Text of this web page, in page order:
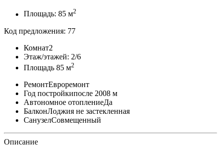
Площадь: 85 м2
Код предложения: 77
Комнат2
Этаж/этажей: 2/6
Площадь 85 м2
РемонтЕвроремонт
Год постройкипосле 2008 м
Автономное отоплениеДа
БалконЛоджия не застекленная
СанузелСовмещенный
Описание